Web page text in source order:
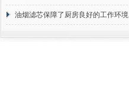
断
油烟滤芯保障了厨房良好的工作环境